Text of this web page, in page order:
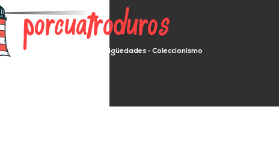
porcuatroduros
Segunda mano - Antigüedades - Coleccionismo